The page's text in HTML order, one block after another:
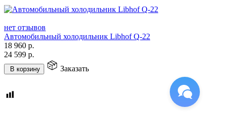
нет отзывов
Автомобильный холодильник Libhof Q-22
18 960 р.
24 599 р.
В корзину Заказать